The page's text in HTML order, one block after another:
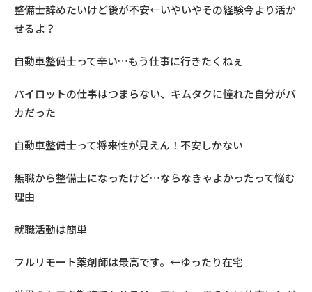
整備士辞めたいけど後が不安←いやいやその経験今より活か
せるよ？
自動車整備士って辛い…もう仕事に行きたくねぇ
パイロットの仕事はつまらない、キムタクに憧れた自分がバ
カだった
自動車整備士って将来性が見えん！不安しかない
無職から整備士になったけど…ならなきゃよかったって悩む
理由
就職活動は簡単
フルリモート薬剤師は最高です。←ゆったり在宅